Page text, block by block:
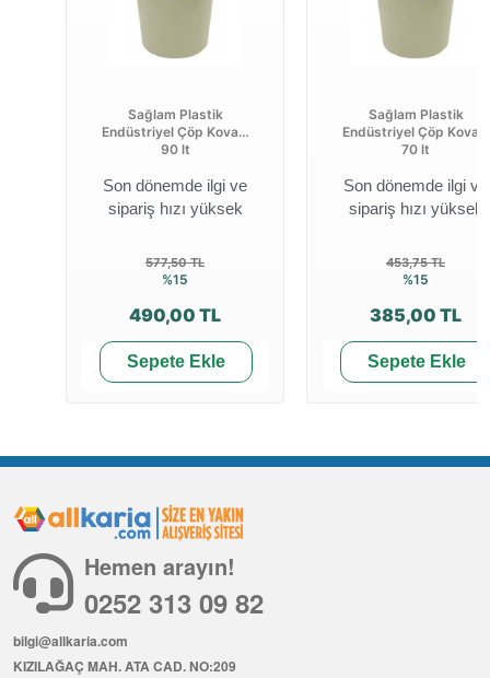
Sağlam Plastik
Endüstriyel Çöp Kovası
90 lt
Son dönemde ilgi ve
sipariş hızı yüksek
577,50 TL
%15
490,00 TL
Sepete Ekle
Sağlam Plastik
Endüstriyel Çöp Kovası
70 lt
Son dönemde ilgi ve
sipariş hızı yüksek
453,75 TL
%15
385,00 TL
Sepete Ekle
Hemen arayın!
0252 313 09 82
bilgi@allkaria.com
KIZILAĞAÇ MAH. ATA CAD. NO:209